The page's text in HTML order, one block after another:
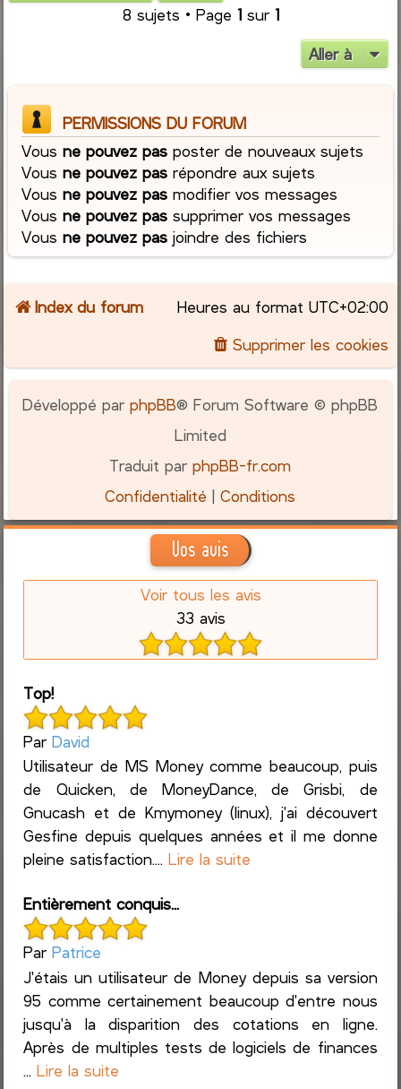
8 sujets • Page 1sur 1
Aller à
PERMISSIONS DU FORUM
Vousne pouvez pas poster de nouveaux sujets
Vousne pouvez pas répondre aux sujets
Vousne pouvez pas modifier vos messages
Vousne pouvez pas supprimer vos messages
Vousne pouvez pas joindre des fichiers
Index du forum Heures au format UTC+02:00
Supprimer les cookies
Développé parphpBB® Forum Software © phpBB
Limited
Traduit parphpBB-fr.com
Confidentialité |Conditions
Vos avis
Voir tous les avis
33 avis
Top!
ParDavid
Utilisateur de MS Money comme beaucoup, puis
de Quicken, de MoneyDance, de Grisbi, de
Gnucash et de Kmymoney (linux), j'ai découvert
Gesfine depuis quelques années et il me donne
pleine satisfaction....Lire la suite
Entièrement conquis...
ParPatrice
J'étais un utilisateur de Money depuis sa version
95 comme certainement beaucoup d'entre nous
jusqu'à la disparition des cotations en ligne.
Après de multiples tests de logiciels de finances
...Lire la suite